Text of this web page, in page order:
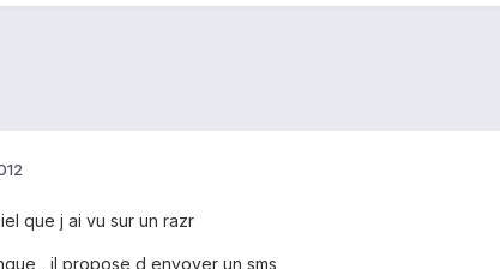
que j ai vu sur un razr
, il propose d envoyer un sms